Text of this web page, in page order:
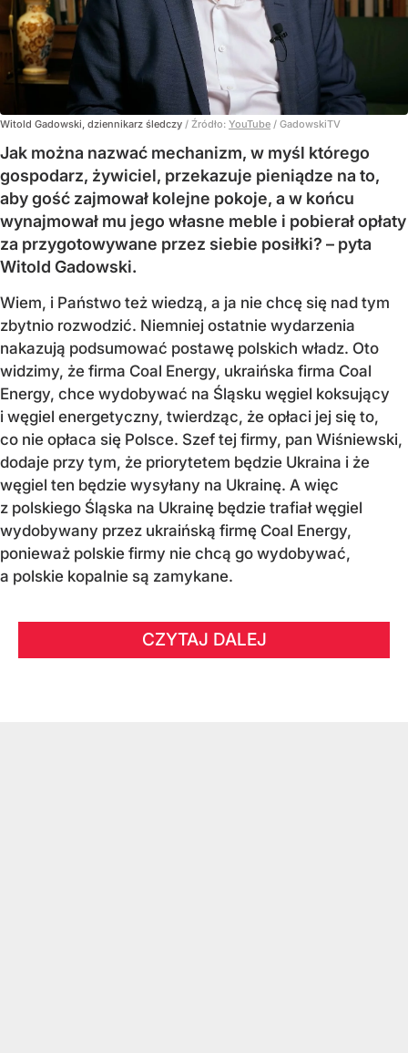
Witold Gadowski, dziennikarz śledczy / Źródło: YouTube / GadowskiTV
Jak można nazwać mechanizm, w myśl którego
gospodarz, żywiciel, przekazuje pieniądze na to,
aby gość zajmował kolejne pokoje, a w końcu
wynajmował mu jego własne meble i pobierał opłaty
za przygotowywane przez siebie posiłki? – pyta
Witold Gadowski.
Wiem, i Państwo też wiedzą, a ja nie chcę się nad tym
zbytnio rozwodzić. Niemniej ostatnie wydarzenia
nakazują podsumować postawę polskich władz. Oto
widzimy, że firma Coal Energy, ukraińska firma Coal
Energy, chce wydobywać na Śląsku węgiel koksujący
i węgiel energetyczny, twierdząc, że opłaci jej się to,
co nie opłaca się Polsce. Szef tej firmy, pan Wiśniewski,
dodaje przy tym, że priorytetem będzie Ukraina i że
węgiel ten będzie wysyłany na Ukrainę. A więc
z polskiego Śląska na Ukrainę będzie trafiał węgiel
wydobywany przez ukraińską firmę Coal Energy,
ponieważ polskie firmy nie chcą go wydobywać,
a polskie kopalnie są zamykane.
CZYTAJ DALEJ